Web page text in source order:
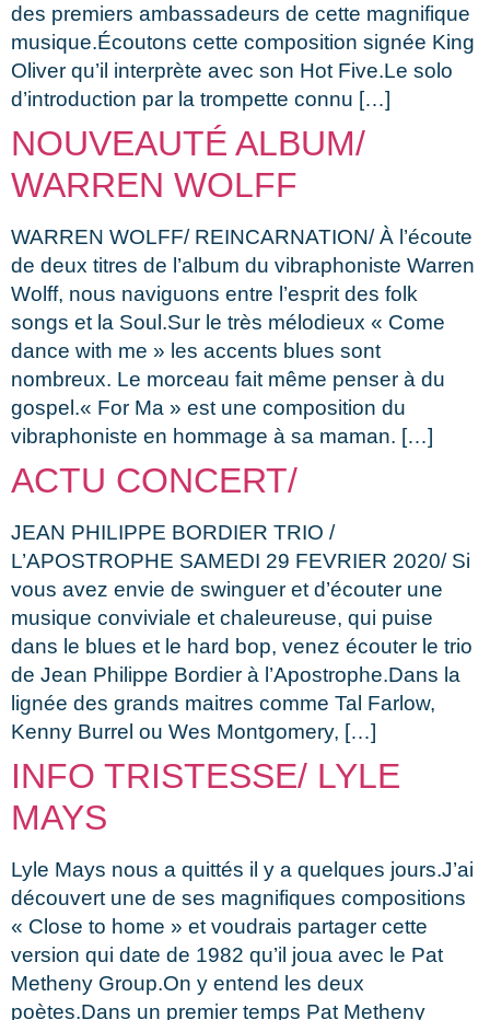
des premiers ambassadeurs de cette magnifique
musique.Écoutons cette composition signée King
Oliver qu’il interprète avec son Hot Five.Le solo
d’introduction par la trompette connu […]
NOUVEAUTÉ ALBUM/
WARREN WOLFF
WARREN WOLFF/ REINCARNATION/ À l’écoute
de deux titres de l’album du vibraphoniste Warren
Wolff, nous naviguons entre l’esprit des folk
songs et la Soul.Sur le très mélodieux « Come
dance with me » les accents blues sont
nombreux. Le morceau fait même penser à du
gospel.« For Ma » est une composition du
vibraphoniste en hommage à sa maman. […]
ACTU CONCERT/
JEAN PHILIPPE BORDIER TRIO /
L’APOSTROPHE SAMEDI 29 FEVRIER 2020/ Si
vous avez envie de swinguer et d’écouter une
musique conviviale et chaleureuse, qui puise
dans le blues et le hard bop, venez écouter le trio
de Jean Philippe Bordier à l’Apostrophe.Dans la
lignée des grands maitres comme Tal Farlow,
Kenny Burrel ou Wes Montgomery, […]
INFO TRISTESSE/ LYLE
MAYS
Lyle Mays nous a quittés il y a quelques jours.J’ai
découvert une de ses magnifiques compositions
« Close to home » et voudrais partager cette
version qui date de 1982 qu’il joua avec le Pat
Metheny Group.On y entend les deux
poètes.Dans un premier temps Pat Metheny